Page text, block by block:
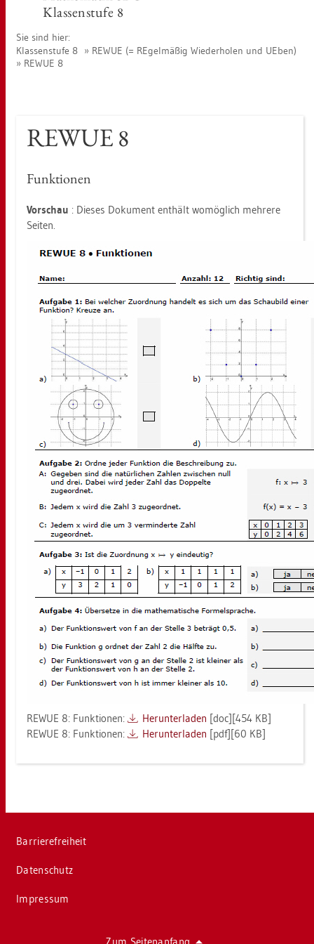
Klas­sen­stu­fe 8
Sie sind hier:
Klas­sen­stu­fe 8
REWUE (= RE­gel­mä­ßig Wie­der­ho­len und UEben)
REWUE 8
REWUE 8
Funk­tio­nen
Vor­schau : Die­ses Do­ku­ment ent­hält wo­mög­lich meh­re­re
Sei­ten.
REWUE 8: Funk­tio­nen: Her­un­ter­la­den [doc][454 KB]
REWUE 8: Funk­tio­nen:
Her­un­ter­la­den [pdf][60 KB]
Bar­rie­re­frei­heit
Da­ten­schutz
Im­pres­sum